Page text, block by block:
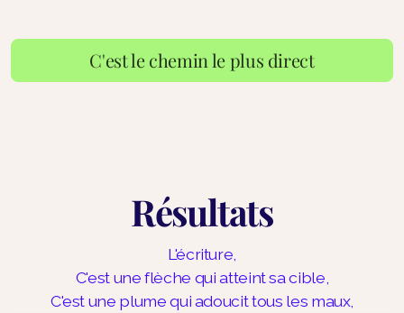
C'est le chemin le plus direct
Résultats
L'écriture,
C'est une flèche qui atteint sa cible,
C'est une plume qui adoucit tous les maux,